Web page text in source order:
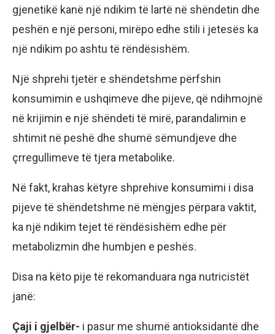
gjenetikë kanë një ndikim të lartë në shëndetin dhe
peshën e një personi, mirëpo edhe stili i jetesës ka
një ndikim po ashtu të rëndësishëm.
Një shprehi tjetër e shëndetshme përfshin
konsumimin e ushqimeve dhe pijeve, që ndihmojnë
në krijimin e një shëndeti të mirë, parandalimin e
shtimit në peshë dhe shumë sëmundjeve dhe
çrregullimeve të tjera metabolike.
Në fakt, krahas këtyre shprehive konsumimi i disa
pijeve të shëndetshme në mëngjes përpara vaktit,
ka një ndikim tejet të rëndësishëm edhe për
metabolizmin dhe humbjen e peshës.
Disa na këto pije të rekomanduara nga nutricistët
janë:
Çaji i gjelbër- i pasur me shumë antioksidantë dhe